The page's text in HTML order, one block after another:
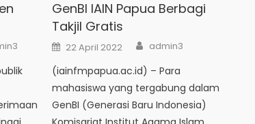
GenBI IAIN Papua Berbagi
Takjil Gratis
Posted
on
22 April 2022 Author
admin3
(iainfmpapua.ac.id) – Para
mahasiswa yang tergabung dalam
GenBI (Generasi Baru Indonesia)